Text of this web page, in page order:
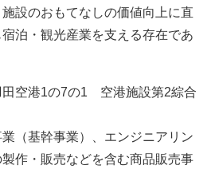
設のおもてなしの価値向上に直
泊・観光産業を支える存在であ
田空港1の7の1 空港施設第2綜合
業（基幹事業）、エンジニアリン
作・販売などを含む商品販売事